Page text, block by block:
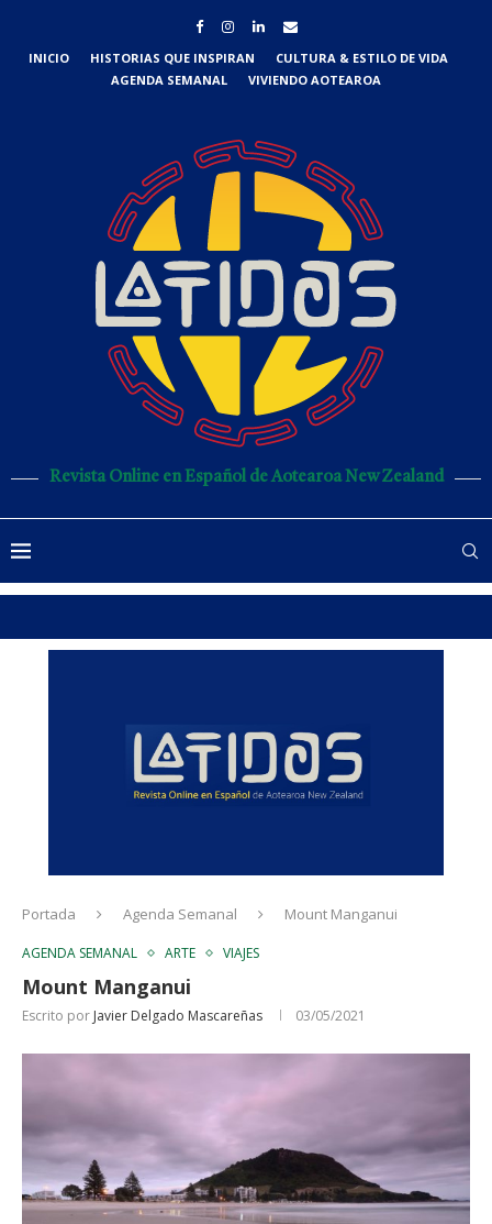
INICIO HISTORIAS QUE INSPIRAN
CULTURA & ESTILO DE VIDA
AGENDA SEMANAL
VIVIENDO AOTEAROA
Revista Online en Español de Aotearoa New Zealand
Portada Agenda Semanal Mount Manganui
AGENDA SEMANAL ARTE VIAJES
Mount Manganui
Escrito por Javier Delgado Mascareñas 03/05/2021